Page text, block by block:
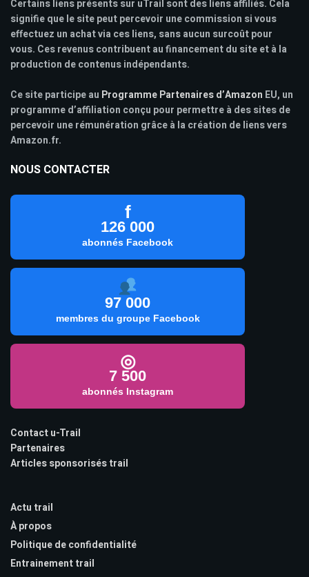
Certains liens présents sur uTrail sont des liens affiliés. Cela
signifie que le site peut percevoir une commission si vous
effectuez un achat via ces liens, sans aucun surcoût pour
vous. Ces revenus contribuent au financement du site et à la
production de contenus indépendants.
Ce site participe au Programme Partenaires d’Amazon EU, un
programme d’affiliation conçu pour permettre à des sites de
percevoir une rémunération grâce à la création de liens vers
Amazon.fr.
NOUS CONTACTER
f
126 000
abonnés Facebook
97 000
membres du groupe Facebook
◎
7 500
abonnés Instagram
Contact u-Trail
Partenaires
Articles sponsorisés trail
Actu trail
À propos
Politique de confidentialité
Entrainement trail